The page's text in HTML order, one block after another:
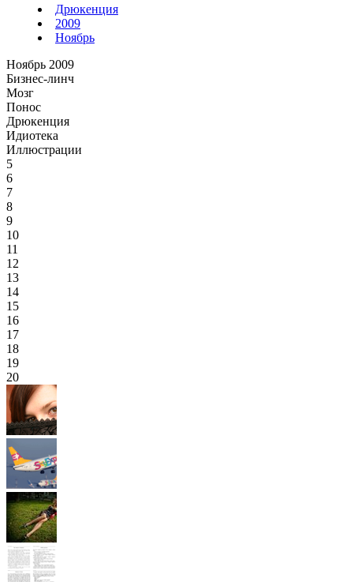
Дрюкенция
2009
Ноябрь
Ноябрь 2009
Бизнес-линч
Мозг
Понос
Дрюкенция
Идиотека
Иллюстрации
5
6
7
8
9
10
11
12
13
14
15
16
17
18
19
20